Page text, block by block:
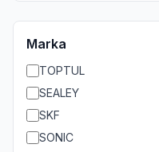
Marka
TOPTUL
SEALEY
SKF
SONIC